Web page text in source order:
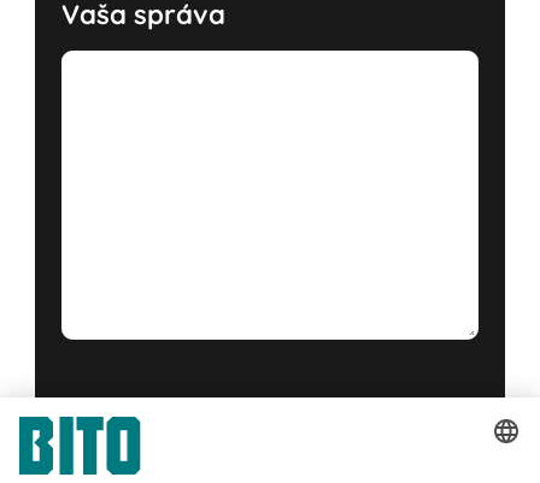
Vaša správa
podmienkami poskytovania služieb